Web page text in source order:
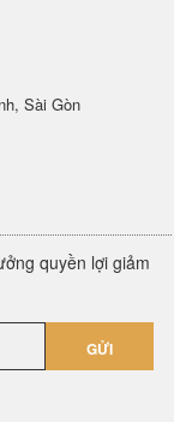
Sài Gòn
quyền lợi giảm
GỬI